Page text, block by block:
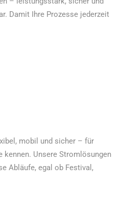
Damit Ihre Prozesse jederzeit
mobil und sicher – für
kennen. Unsere Stromlösungen
Abläufe, egal ob Festival,